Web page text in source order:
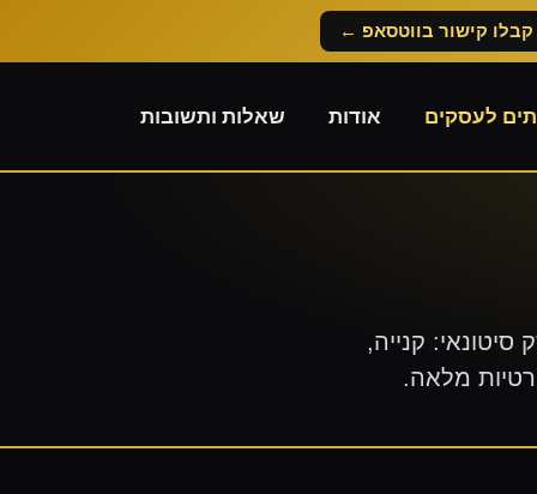
קבלו קישור בווטסאפ ←
לעסקים אודות שאלות ותשובות
קנייה,
מלאה.